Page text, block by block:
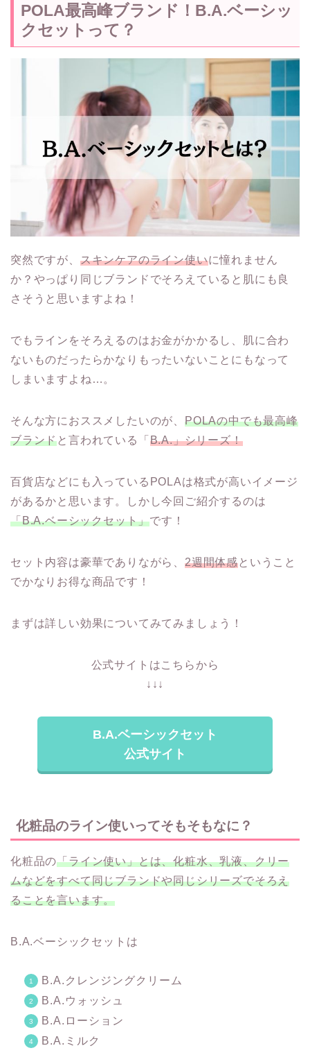
POLA最高峰ブランド！B.A.ベーシッ
クセットって？
突然ですが、 スキンケアのライン使いに憧れません
か？やっぱり同じブランドでそろえていると肌にも良
さそうと思いますよね！
でもラインをそろえるのはお金がかかるし、肌に合わ
ないものだったらかなりもったいないことにもなって
しまいますよね…。
そんな方におススメしたいのが、POLAの中でも最高峰
ブランドと言われている「 B.A.」シリーズ！
百貨店などにも入っているPOLAは格式が高いイメージ
があるかと思います。しかし今回ご紹介するのは
「B.A.ベーシックセット」です！
セット内容は豪華でありながら、 2週間体感ということ
でかなりお得な商品です！
まずは詳しい効果についてみてみましょう！
公式サイトはこちらから
↓↓↓
B.A.ベーシックセット
公式サイト
化粧品のライン使いってそもそもなに？
化粧品の「ライン使い」とは、化粧水、乳液、クリー
ムなどをすべて同じブランドや同じシリーズでそろえ
ることを言います。
B.A.ベーシックセットは
B.A.クレンジングクリーム
B.A.ウォッシュ
B.A.ローション
B.A.ミルク